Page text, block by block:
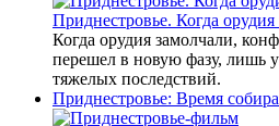
Приднестровье. Когда орудия
Когда орудия замолчали,
перешел в новую фазу, лишь
тяжелых последствий.
Приднестровье: Время